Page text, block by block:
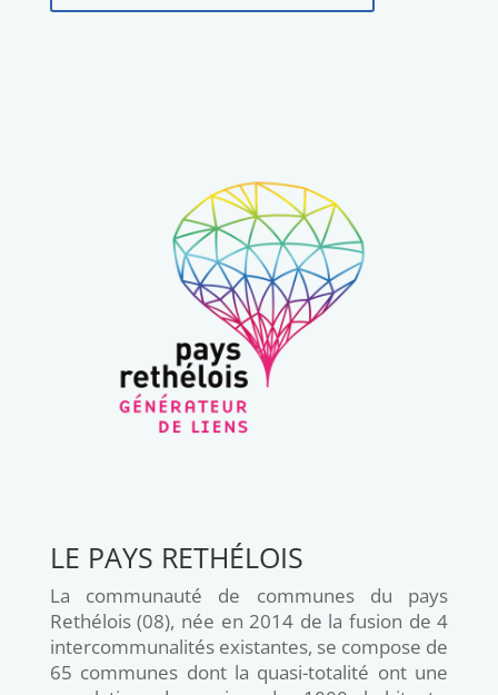
LE PAYS RETHÉLOIS
La communauté de communes du pays
Rethélois (08), née en 2014 de la fusion de 4
intercommunalités existantes, se compose de
65 communes dont la quasi-totalité ont une